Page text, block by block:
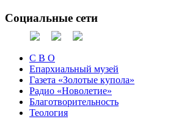
Социальные сети
С В О
Епархиальный музей
Газета «Золотые купола»
Радио «Новолетие»
Благотворительность
Теология